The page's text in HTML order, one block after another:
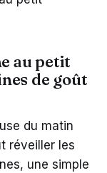
au petit
de goût
du matin
réveiller les
une simple